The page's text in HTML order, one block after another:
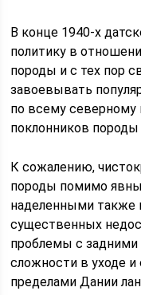
В конце 1940-х
политику в
породы и с тех пор
завоевывать
по всему
поклонников
К сожалению,
породы помимо
наделенными
существенных
проблемы с
сложности в уходе и
пределами Дании